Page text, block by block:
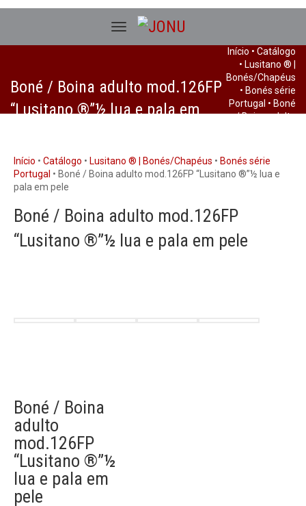
Boné / Boina adulto mod.126FP
“Lusitano ®”½ lua e pala em
Início • Catálogo
• Lusitano ® |
Bonés/Chapéus
• Bonés série
Portugal • Boné
/ Boina adulto
lua e pala em
Início • Catálogo • Lusitano ® | Bonés/Chapéus • Bonés série
Portugal • Boné / Boina adulto mod.126FP “Lusitano ®”½ lua e
pala em pele
Boné / Boina adulto mod.126FP
“Lusitano ®”½ lua e pala em pele
Boné / Boina
adulto
mod.126FP
“Lusitano ®”½
lua e pala em
pele